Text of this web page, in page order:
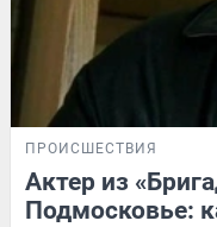
ПРОИСШЕСТВИЯ
Актер из
Подмосковье: